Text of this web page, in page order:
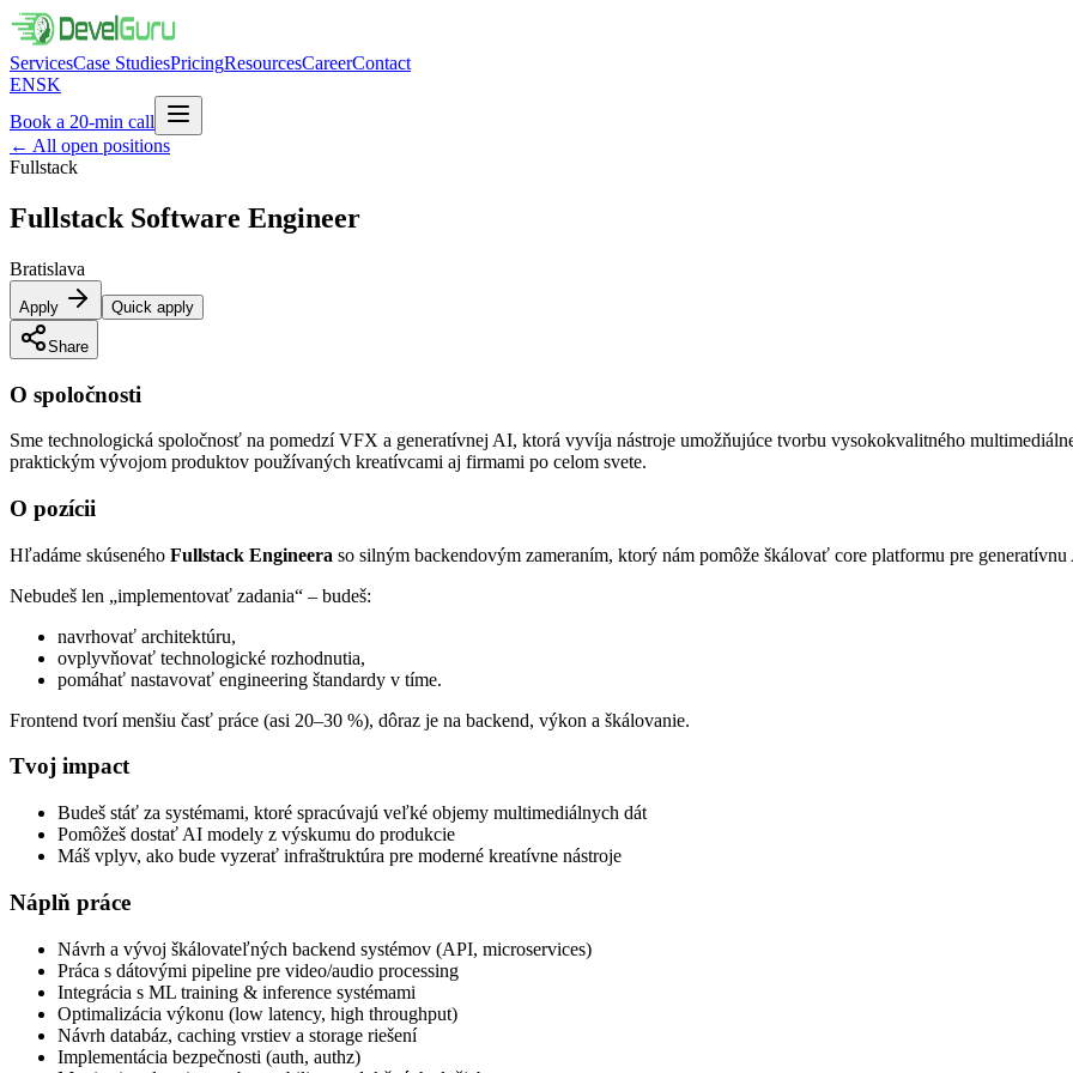
ServicesCase StudiesPricingResourcesCareerContact
ENSK
Book a 20-min call
← All open positions
Fullstack
Fullstack Software Engineer
Bratislava
Apply Quick apply
Share
O spoločnosti
Sme technologická spoločnosť na pomedzí VFX a generatívnej AI, ktorá vyvíja nástroje umožňujúce tvorbu vysokokvalitného
praktickým vývojom produktov používaných kreatívcami aj firmami po celom svete.
O pozícii
Hľadáme skúseného Fullstack Engineera so silným backendovým zameraním, ktorý nám pomôže škálovať core platformu pre
Nebudeš len „implementovať zadania“ – budeš:
navrhovať architektúru,
ovplyvňovať technologické rozhodnutia,
pomáhať nastavovať engineering štandardy v tíme.
Frontend tvorí menšiu časť práce (asi 20–30 %), dôraz je na backend, výkon a škálovanie.
Tvoj impact
Budeš stáť za systémami, ktoré spracúvajú veľké objemy multimediálnych dát
Pomôžeš dostať AI modely z výskumu do produkcie
Máš vplyv, ako bude vyzerať infraštruktúra pre moderné kreatívne nástroje
Náplň práce
Návrh a vývoj škálovateľných backend systémov (API, microservices)
Práca s dátovými pipeline pre video/audio processing
Integrácia s ML training & inference systémami
Optimalizácia výkonu (low latency, high throughput)
Návrh databáz, caching vrstiev a storage riešení
Implementácia bezpečnosti (auth, authz)